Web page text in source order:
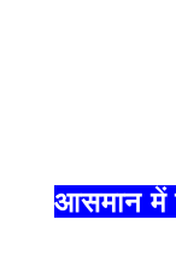
आसमान में